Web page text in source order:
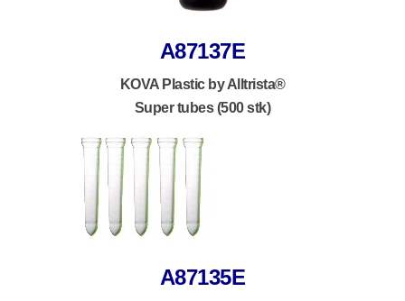
A87137E
KOVA Plastic by Alltrista®
Super tubes (500 stk)
A87135E